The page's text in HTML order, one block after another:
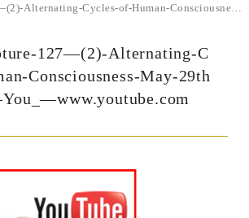
127—(2)-Alternating-C
Consciousness-May-29th